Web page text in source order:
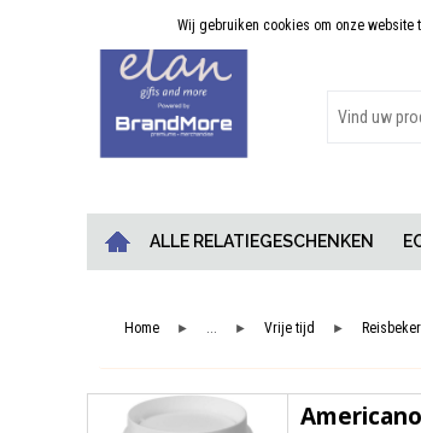
ALLE RELATIEGESCHENKEN
Home ► ... ► Vrije tijd ►
Wij gebruiken cookies om onze